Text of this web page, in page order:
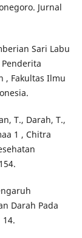
Jurnal
Sari Labu
, Fakultas Ilmu
T., Darah, T.,
1 , Chitra
Darah Pada